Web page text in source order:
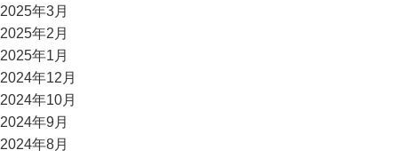
2025年3月
2025年2月
2025年1月
2024年12月
2024年10月
2024年9月
2024年8月